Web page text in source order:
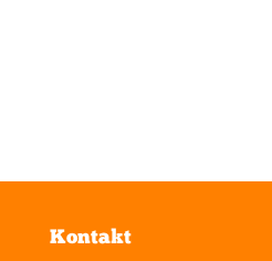
Kontakt